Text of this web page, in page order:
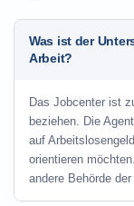
Was ist der
Arbeit?
Das Jobcenter ist
beziehen. Die
auf
orientieren
andere Behörde